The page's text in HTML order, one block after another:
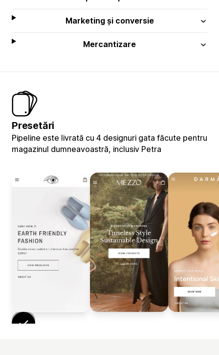
Marketing și conversie
Mercantizare
Presetări
Pipeline este livrată cu 4 designuri gata făcute pentru
magazinul dumneavoastră, inclusiv Petra